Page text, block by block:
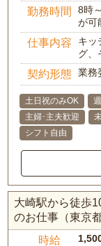
勤務時間
8時
が可
仕事内容
キッ
グ、
契約形態 業務
土日祝のみOK
主婦･主夫歓迎
シフト自由
大崎駅から徒歩
のお仕事（東京
時給